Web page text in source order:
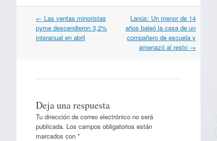
Navegación
por
artículos
← Las ventas minoristas
pyme descendieron 3,2%
interanual en abril
Lanús: Un menor de 14
años baleó la casa de un
compañero de escuela y
amenazó al resto →
Deja una respuesta
Tu dirección de correo electrónico no será
publicada. Los campos obligatorios están
marcados con *